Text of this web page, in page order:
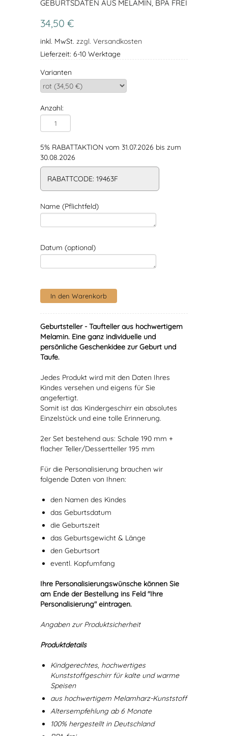
GEBURTSDATEN AUS MELAMIN, BPA FREI
34,50 €
inkl. MwSt. zzgl. Versandkosten
Lieferzeit: 6-10 Werktage
Varianten
Anzahl:
5% RABATTAKTION vom 31.07.2026 bis zum
30.08.2026
RABATTCODE: 19463F
Name (Pflichtfeld)
Datum (optional)
Geburtsteller - Taufteller aus hochwertigem
Melamin. Eine ganz individuelle und
persönliche Geschenkidee zur Geburt und
Taufe.
Jedes Produkt wird mit den Daten Ihres
Kindes versehen und eigens für Sie
angefertigt.
Somit ist das Kindergeschirr ein absolutes
Einzelstück und eine tolle Erinnerung.
2er Set bestehend aus: Schale 190 mm +
flacher Teller/Dessertteller 195 mm
Für die Personalisierung brauchen wir
folgende Daten von Ihnen:
den Namen des Kindes
das Geburtsdatum
die Geburtszeit
das Geburtsgewicht & Länge
den Geburtsort
eventl. Kopfumfang
Ihre Personalisierungswünsche können Sie
am Ende der Bestellung ins Feld "Ihre
Personalisierung" eintragen.
Angaben zur Produktsicherheit
Produktdetails
Kindgerechtes, hochwertiges
Kunststoffgeschirr für kalte und warme
Speisen
aus hochwertigem Melamharz-Kunststoff
Altersempfehlung ab 6 Monate
100% hergestellt in Deutschland